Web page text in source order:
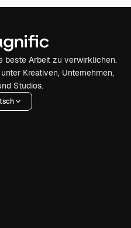
beste Arbeit zu verwirklichen.
Kreativen, Unternehmen,
Studios.